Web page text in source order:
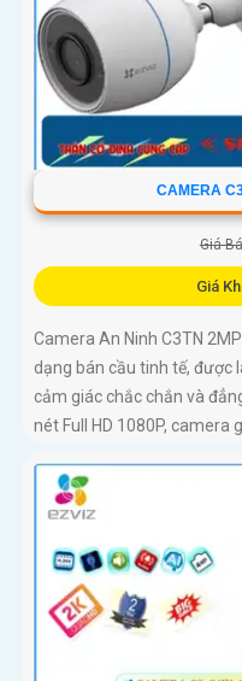
CAMERA
Giá
Giá
Camera An Ninh C3TN
dạng bán cầu tinh tế, được
cảm giác chắc chắn và
nét Full HD 1080P, camera